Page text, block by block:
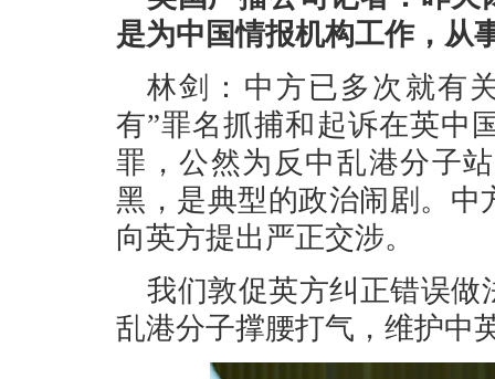
是为中国情报机构工作，从
林剑：中方已多次就有
有”罪名抓捕和起诉在英中
罪，公然为反中乱港分子
黑，是典型的政治闹剧。
向英方提出严正交涉。
我们敦促英方纠正错误做
乱港分子撑腰打气，维护中